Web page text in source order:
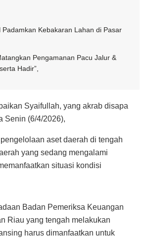
Padamkan Kebakaran Lahan di Pasar
Pengamanan Pacu Jalur &
Hadir”,
Syaifullah, yang akrab disapa
Senin (6/4/2026),
aset daerah di tengah
yang sedang mengalami
situasi kondisi
Badan Pemeriksa Keuangan
Riau yang tengah melakukan
harus dimanfaatkan untuk